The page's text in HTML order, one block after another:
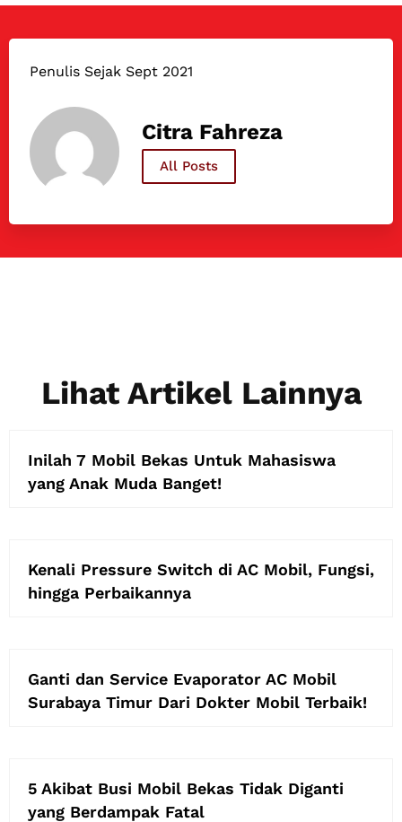
Penulis Sejak Sept 2021
Citra Fahreza
All Posts
Lihat Artikel Lainnya
Inilah 7 Mobil Bekas Untuk Mahasiswa
yang Anak Muda Banget!
Kenali Pressure Switch di AC Mobil, Fungsi,
hingga Perbaikannya
Ganti dan Service Evaporator AC Mobil
Surabaya Timur Dari Dokter Mobil Terbaik!
5 Akibat Busi Mobil Bekas Tidak Diganti
yang Berdampak Fatal